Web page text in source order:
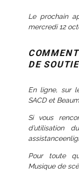
Le prochain
mercredi 12
DE
En ligne, sur
SACD et
Si vous
d’utilisation
Pour toute
Musique de